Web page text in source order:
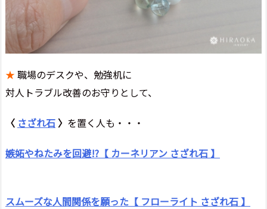
★ 職場のデスクや、勉強机に
対人トラブル改善のお守りとして、
〈 さざれ石〉 を置く人も・・・
嫉妬やねたみを回避!?【 カーネリアン さざれ石 】
スムーズな人間関係を願った【 フローライト さざれ石 】